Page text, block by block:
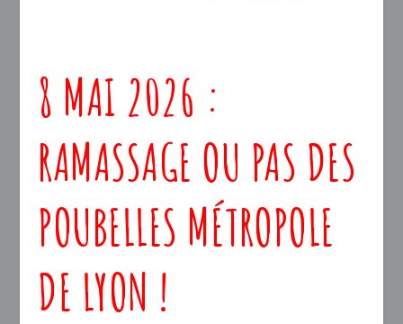
8 MAI 2026 :
RAMASSAGE OU PAS DES
POUBELLES MÉTROPOLE
DE LYON !